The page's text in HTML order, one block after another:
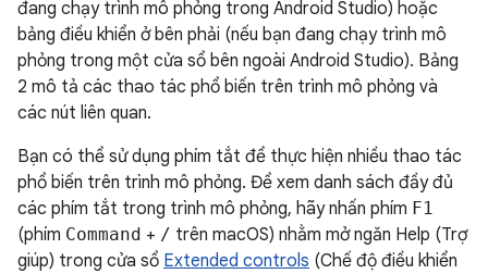
đang chạy trình mô phỏng trong Android Studio) hoặc
bảng điều khiển ở bên phải (nếu bạn đang chạy trình mô
phỏng trong một cửa sổ bên ngoài Android Studio). Bảng
2 mô tả các thao tác phổ biến trên trình mô phỏng và
các nút liên quan.
Bạn có thể sử dụng phím tắt để thực hiện nhiều thao tác
phổ biến trên trình mô phỏng. Để xem danh sách đầy đủ
các phím tắt trong trình mô phỏng, hãy nhấn phím F1
(phím Command + / trên macOS) nhằm mở ngăn Help (Trợ
giúp) trong cửa sổ Extended controls (Chế độ điều khiển